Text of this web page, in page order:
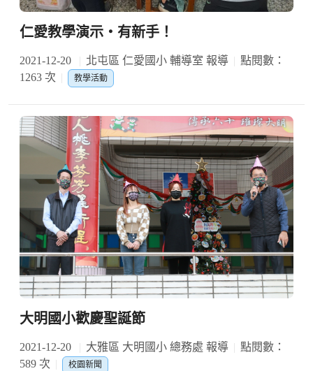
仁愛教學演示‧有新手！
2021-12-20 北屯區 仁愛國小 輔導室 報導
點閱數：
1263 次
教學活動
大明國小歡慶聖誕節
2021-12-20 大雅區 大明國小 總務處 報導
點閱數：
589 次
校園新聞